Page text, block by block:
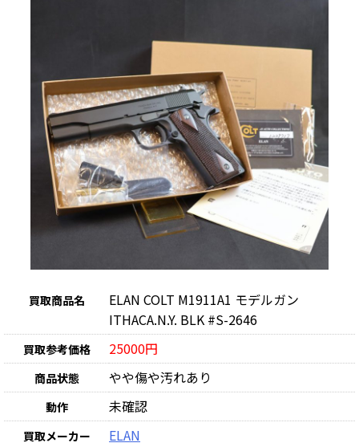
買取商品名
ELAN COLT M1911A1 モデルガン
ITHACA.N.Y. BLK #S-2646
買取参考価格 25000円
商品状態 やや傷や汚れあり
動作 未確認
買取メーカー ELAN